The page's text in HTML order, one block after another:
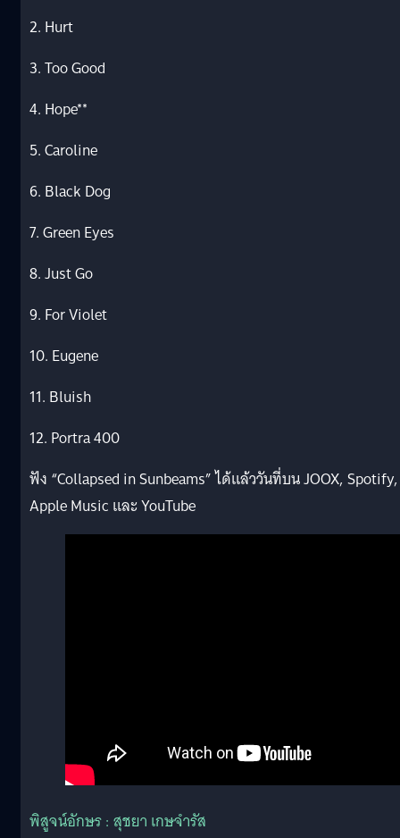
2. Hurt
3. Too Good
4. Hope**
5. Caroline
6. Black Dog
7. Green Eyes
8. Just Go
9. For Violet
10. Eugene
11. Bluish
12. Portra 400
ฟัง “Collapsed in Sunbeams” ได้แล้ววันที่บน JOOX, Spotify,
Apple Music และ YouTube
พิสูจน์อักษร : สุชยา เกษจำรัส